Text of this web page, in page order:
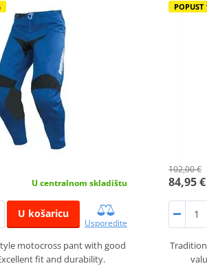
U centralnom skladištu
U košaricu
Usporedite
motocross pant with good
fit and durability.
POPUST
102,00 €
84,95 €